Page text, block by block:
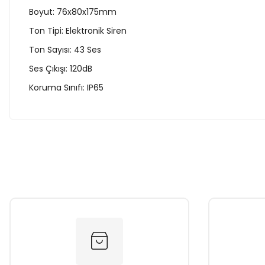
Boyut: 76x80x175mm
Ton Tipi: Elektronik Siren
Ton Sayısı: 43 Ses
Ses Çıkışı: 120dB
Koruma Sınıfı: IP65
Ürün fiyatı diğer sitelerden daha pahalı.